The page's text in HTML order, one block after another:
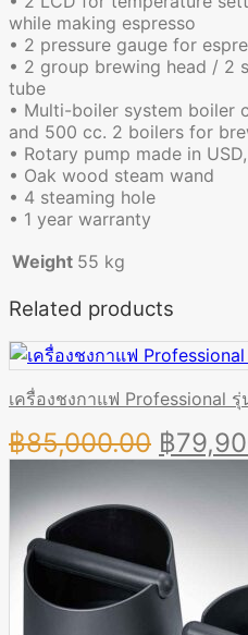
while making espresso
• 2 pressure gauge for
• 2 group brewing head / 2
tube
• Multi-boiler system boiler
and 500 cc. 2 boilers for
• Rotary pump made in
• Oak wood steam wand
• 4 steaming hole
• 1 year warranty
Weight 55 kg
Related products
เครื่องชงกาแฟ Professional รุ่
฿85,000.00
price
was:
฿
฿